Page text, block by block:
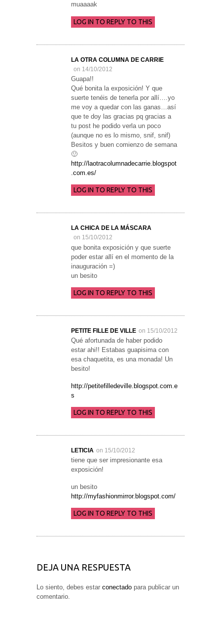
muaaaak
LOG IN TO REPLY TO THIS
LA OTRA COLUMNA DE CARRIE
on 14/10/2012
Guapa!!
Qué bonita la exposición! Y que
suerte tenéis de tenerla por allí….yo
me voy a quedar con las ganas…así
que te doy las gracias pq gracias a
tu post he podido verla un poco
(aunque no es lo mismo, snif, snif)
Besitos y buen comienzo de semana
🙂
http://laotracolumnadecarrie.blogspot
.com.es/
LOG IN TO REPLY TO THIS
LA CHICA DE LA MÁSCARA
on 15/10/2012
que bonita exposición y que suerte
poder estar allí en el momento de la
inauguración =)
un besito
LOG IN TO REPLY TO THIS
PETITE FILLE DE VILLE on 15/10/2012
Qué afortunada de haber podido
estar ahi!! Estabas guapisima con
esa chaquetita, es una monada! Un
besito!
http://petitefilledeville.blogspot.com.e
s
LOG IN TO REPLY TO THIS
LETICIA on 15/10/2012
tiene que ser impresionante esa
exposición!
un besito
http://myfashionmirror.blogspot.com/
LOG IN TO REPLY TO THIS
DEJA UNA RESPUESTA
Lo siento, debes estar conectado para publicar un
comentario.